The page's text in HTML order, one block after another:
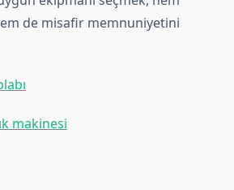
de misafir memnuniyetini
makinesi